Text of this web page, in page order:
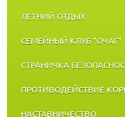
ЛЕТНИЙ ОТДЫХ
СЕМЕЙНЫЙ КЛУБ "ОЧАГ"
СТРАНИЧКА
ПРОТИВОДЕЙСТВИЕ
НАСТАВНИЧЕСТВО